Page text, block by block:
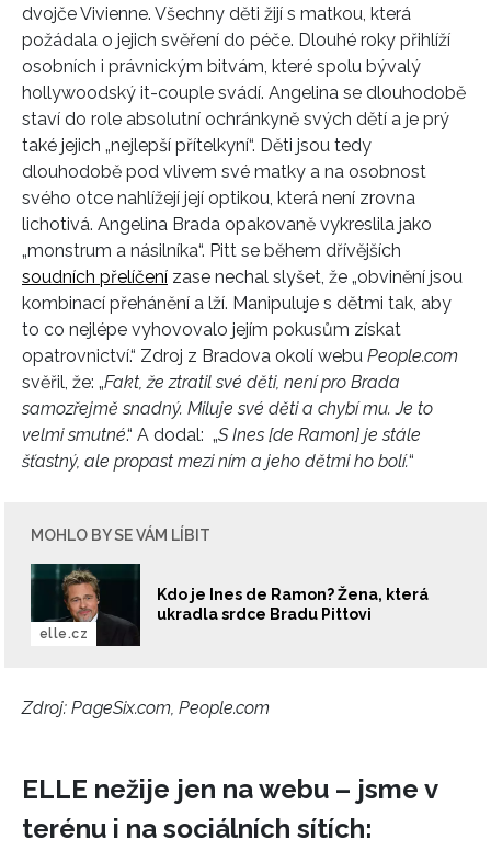
INFORMACE
REDAKCE
dvojče Vivienne. Všechny děti žijí s matkou, která
požádala o jejich svěření do péče. Dlouhé roky přihlíží
osobních i právnickým bitvám, které spolu bývalý
hollywoodský it-couple svádí. Angelina se dlouhodobě
staví do role absolutní ochránkyně svých dětí a je prý
také jejich „nejlepší přítelkyní“. Děti jsou tedy
dlouhodobě pod vlivem své matky a na osobnost
svého otce nahlížejí její optikou, která není zrovna
lichotivá. Angelina Brada opakovaně vykreslila jako
„monstrum a násilníka“. Pitt se během dřívějších
soudních přelíčení zase nechal slyšet, že „obvinění jsou
kombinací přehánění a lží. Manipuluje s dětmi tak, aby
to co nejlépe vyhovovalo jejím pokusům získat
opatrovnictví.“ Zdroj z Bradova okolí webu People.com
svěřil, že: „Fakt, že ztratil své děti, není pro Brada
samozřejmě snadný. Miluje své děti a chybí mu. Je to
velmi smutné.“ A dodal: „S Ines [de Ramon] je stále
šťastný, ale propast mezi ním a jeho dětmi ho bolí.“
MOHLO BY SE VÁM LÍBIT
Kdo je Ines de Ramon? Žena, která
ukradla srdce Bradu Pittovi
elle.cz
Zdroj: PageSix.com, People.com
ELLE nežije jen na webu – jsme v
terénu i na sociálních sítích: